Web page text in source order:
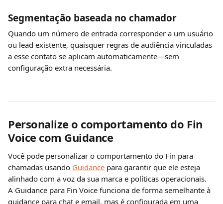
Segmentação baseada no chamador
Quando um número de entrada corresponder a um usuário
ou lead existente, quaisquer regras de audiência vinculadas
a esse contato se aplicam automaticamente—sem
configuração extra necessária.
Personalize o comportamento do Fin
Voice com Guidance
Você pode personalizar o comportamento do Fin para
chamadas usando Guidance para garantir que ele esteja
alinhado com a voz da sua marca e políticas operacionais.
A Guidance para Fin Voice funciona de forma semelhante à
guidance para chat e email, mas é configurada em uma